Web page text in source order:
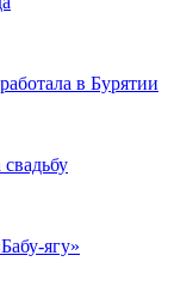
в Бурятии
ягу»